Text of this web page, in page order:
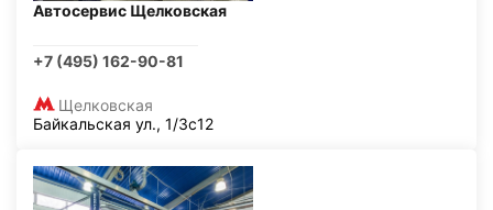
Автосервис Щелковская
+7 (495) 162-90-81
Щелковская
Байкальская ул., 1/3с12